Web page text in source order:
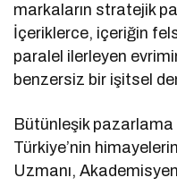
markaların stratejik
İçeriklerce, içeriğin
paralel ilerleyen
benzersiz bir işitsel
Bütünleşik
Türkiye’nin
Uzmanı,